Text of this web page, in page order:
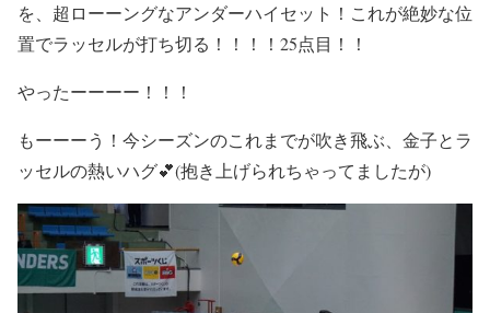
を、超ローーングなアンダーハイセット！これが絶妙な位
置でラッセルが打ち切る！！！！25点目！！
やったーーーー！！！
もーーーう！今シーズンのこれまでが吹き飛ぶ、金子とラ
ッセルの熱いハグ💕(抱き上げられちゃってましたが)